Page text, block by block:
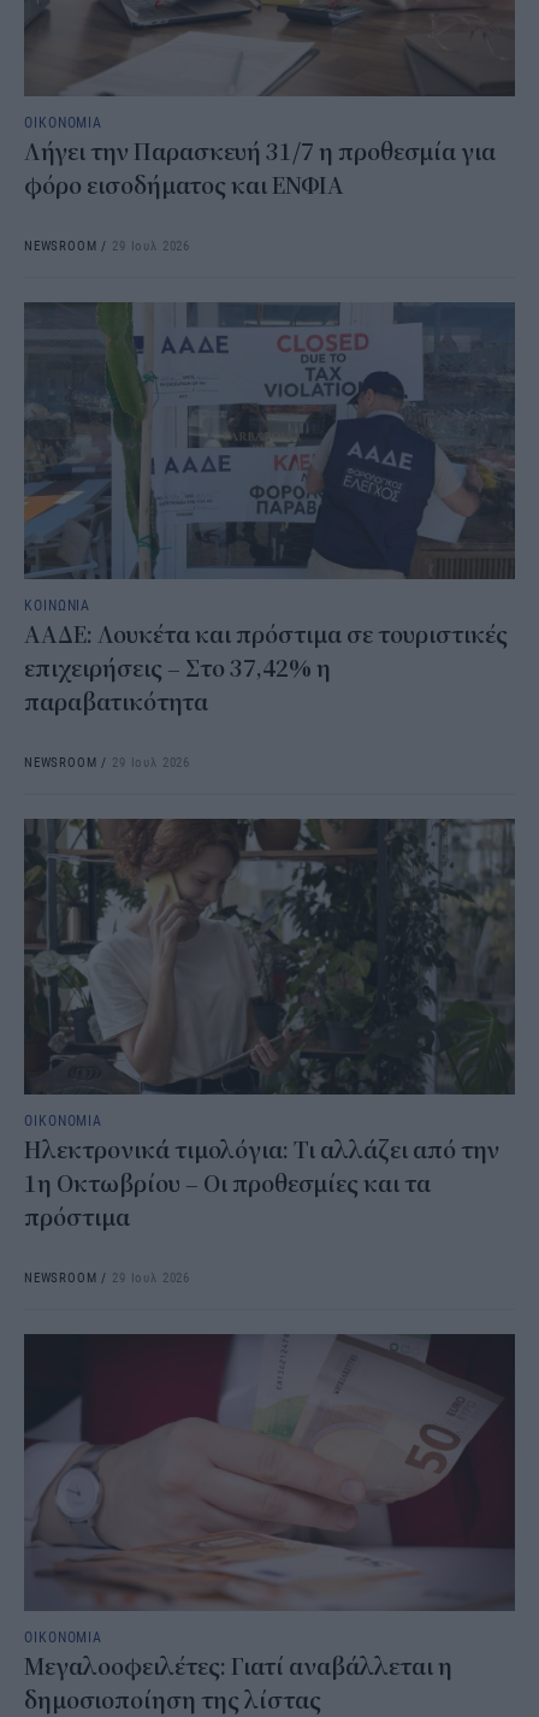
ΟΙΚΟΝΟΜΙΑ
Λήγει την Παρασκευή 31/7 η προθεσμία για
φόρο εισοδήματος και ΕΝΦΙΑ
NEWSROOM / 29 Ιουλ 2026
ΚΟΙΝΩΝΙΑ
ΑΑΔΕ: Λουκέτα και πρόστιμα σε τουριστικές
επιχειρήσεις – Στο 37,42% η
παραβατικότητα
NEWSROOM / 29 Ιουλ 2026
ΟΙΚΟΝΟΜΙΑ
Ηλεκτρονικά τιμολόγια: Τι αλλάζει από την
1η Οκτωβρίου – Οι προθεσμίες και τα
πρόστιμα
NEWSROOM / 29 Ιουλ 2026
ΟΙΚΟΝΟΜΙΑ
Μεγαλοοφειλέτες: Γιατί αναβάλλεται η
δημοσιοποίηση της λίστας